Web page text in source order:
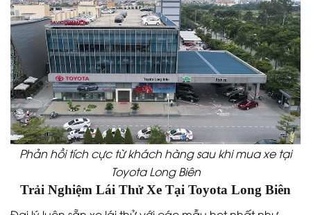
Phản hồi tích cực từ khách hàng sau khi mua xe tại
Toyota Long Biên
Trải Nghiệm Lái Thử Xe Tại Toyota Long Biên